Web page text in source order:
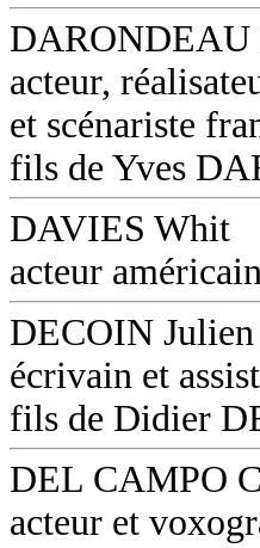
DARONDEAU
acteur,
et scénariste
fils de Yves
DAVIES Whit
acteur américain
DECOIN Julien
écrivain et
fils de Didier
DEL CAMPO
acteur et